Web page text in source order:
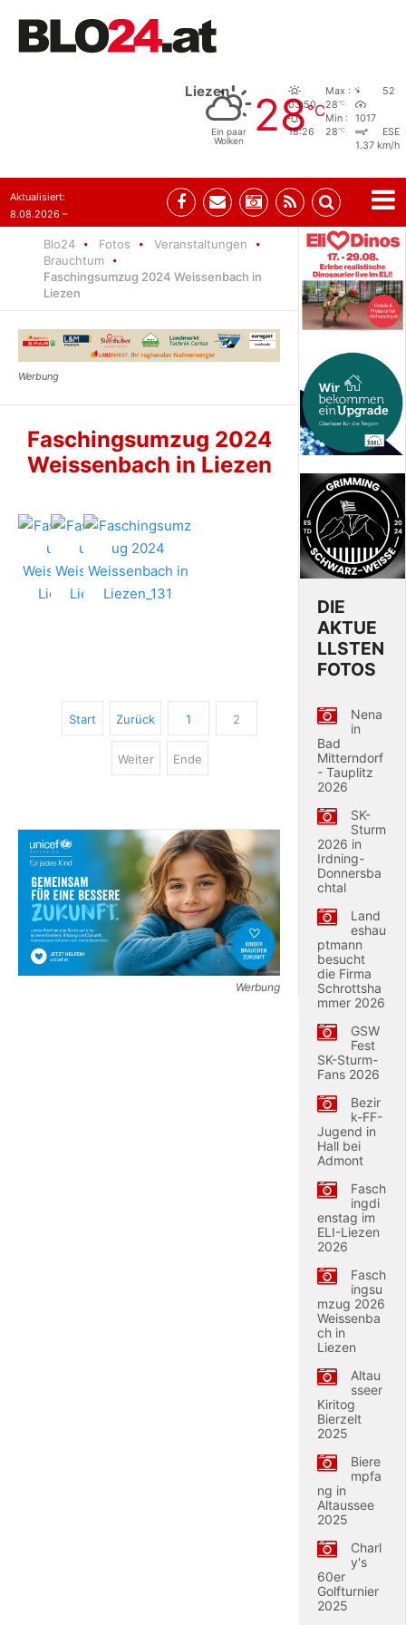
Liezen
Ein paar
Wolken
28°C
03:50
18:26
Max :
28°C
Min :
28°C
52
1017
ESE
1.37 km/h
Aktualisiert:
8.08.2026 –
Blo24 Fotos
Veranstaltungen
Brauchtum
Faschingsumzug 2024 Weissenbach in
Liezen
Faschingsumzug 2024
Weissenbach in Liezen
Start Zurück 1 2
Weiter Ende
Werbung
DIE
AKTUE
LLSTEN
FOTOS
Nena
in
Bad
Mitterndorf
- Tauplitz
2026
SK-
Sturm
2026 in
Irdning-
Donnersba
chtal
Land
eshau
ptmann
besucht
die Firma
Schrottsha
mmer 2026
GSW
Fest
SK-Sturm-
Fans 2026
Bezir
k-FF-
Jugend in
Hall bei
Admont
Fasch
ingdi
enstag im
ELI-Liezen
2026
Fasch
ingsu
mzug 2026
Weissenba
ch in
Liezen
Altau
sseer
Kiritog
Bierzelt
2025
Biere
mpfa
ng in
Altaussee
2025
Charl
y's
60er
Golfturnier
2025